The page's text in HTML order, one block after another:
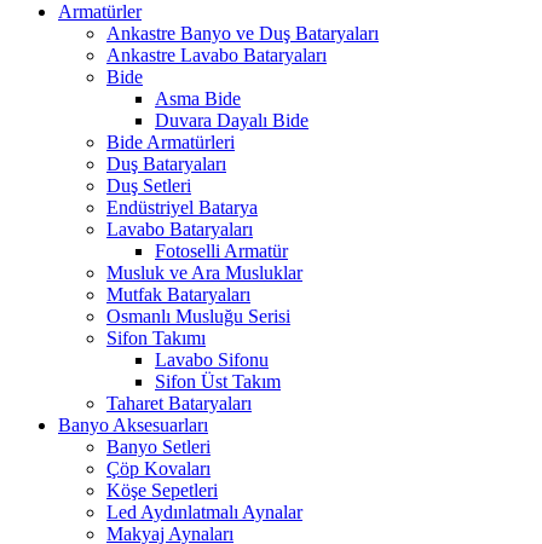
Armatürler
Ankastre Banyo ve Duş Bataryaları
Ankastre Lavabo Bataryaları
Bide
Asma Bide
Duvara Dayalı Bide
Bide Armatürleri
Duş Bataryaları
Duş Setleri
Endüstriyel Batarya
Lavabo Bataryaları
Fotoselli Armatür
Musluk ve Ara Musluklar
Mutfak Bataryaları
Osmanlı Musluğu Serisi
Sifon Takımı
Lavabo Sifonu
Sifon Üst Takım
Taharet Bataryaları
Banyo Aksesuarları
Banyo Setleri
Çöp Kovaları
Köşe Sepetleri
Led Aydınlatmalı Aynalar
Makyaj Aynaları